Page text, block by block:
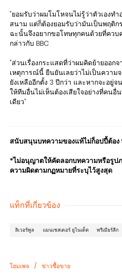
"ยอมรับว่าผมโมโหจนไม่รู้ว่าตัวเองท
สนาม แต่ก็ต้องยอมรับว่ามันเป็นพฤติก
ฉะนั้นจึงอยากขอโทษทุกคนด้วยที่คว
กล่าวกับ BBC
"ส่วนเรื่องกระแสดที่ว่าผมคิดย้ายออก
เหตุการณ์นี้ ยืนยันเลยว่าไม่เป็นควา
ยังเหลืออีกตั้ง 3 ปีกว่า และหากจะอยู่
ให้ทีมอื่นไม่เห็นต้องเสียใจอย่างที่คน
เดียว"
สนับสนุนบทความของแท้ไม่ก็อปปี้ต้อ
*ไม่อนุญาตให้คัดลอกบทความหรือรูป
ความผิดตามกฏหมายที่ระบุไว้สูงสุด
แท็กที่เกี่ยวข้อง
ลิเวอร์พูล แมนเชสเตอร์ ยูไนเต็ด พรีเมียร์ลีก
โฮมเพจ / ข่าวซื้อขาย